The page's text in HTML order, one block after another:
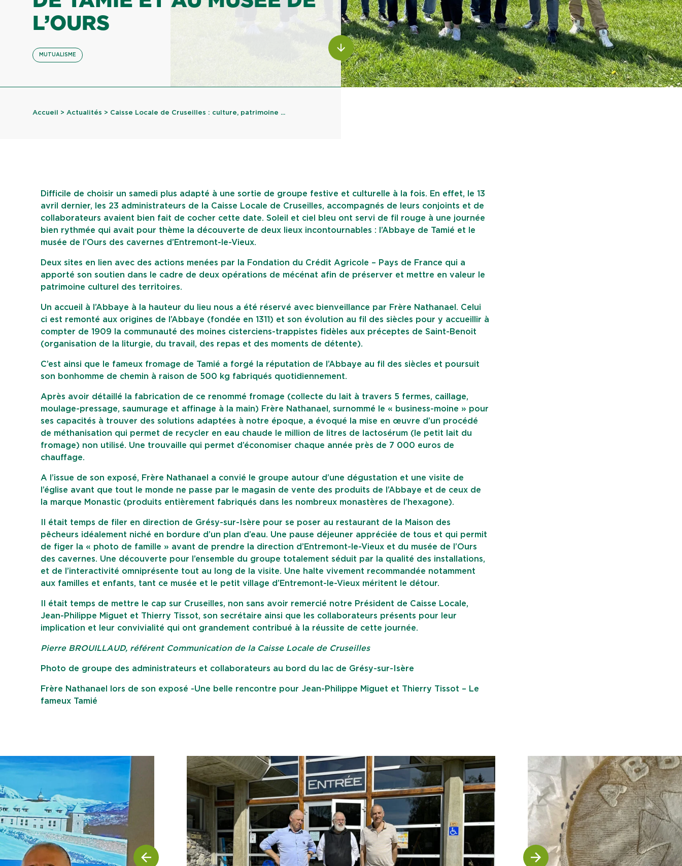
L’OURS
MUTUALISME ALLER AU CONTENU
Accueil > Actualités > Caisse Locale de Cruseilles : culture, patrimoine ...
Difficile de choisir un samedi plus adapté à une sortie de groupe festive et culturelle à la fois. En effet, le 13
avril dernier, les 23 administrateurs de la Caisse Locale de Cruseilles, accompagnés de leurs conjoints et de
collaborateurs avaient bien fait de cocher cette date. Soleil et ciel bleu ont servi de fil rouge à une journée
bien rythmée qui avait pour thème la découverte de deux lieux incontournables : l’Abbaye de Tamié et le
musée de l’Ours des cavernes d’Entremont-le-Vieux.
Deux sites en lien avec des actions menées par la Fondation du Crédit Agricole – Pays de France qui a
apporté son soutien dans le cadre de deux opérations de mécénat afin de préserver et mettre en valeur le
patrimoine culturel des territoires.
Un accueil à l’Abbaye à la hauteur du lieu nous a été réservé avec bienveillance par Frère Nathanael. Celui
ci est remonté aux origines de l’Abbaye (fondée en 1311) et son évolution au fil des siècles pour y accueillir à
compter de 1909 la communauté des moines cisterciens-trappistes fidèles aux préceptes de Saint-Benoit
(organisation de la liturgie, du travail, des repas et des moments de détente).
C’est ainsi que le fameux fromage de Tamié a forgé la réputation de l’Abbaye au fil des siècles et poursuit
son bonhomme de chemin à raison de 500 kg fabriqués quotidiennement.
Après avoir détaillé la fabrication de ce renommé fromage (collecte du lait à travers 5 fermes, caillage,
moulage-pressage, saumurage et affinage à la main) Frère Nathanael, surnommé le « business-moine » pour
ses capacités à trouver des solutions adaptées à notre époque, a évoqué la mise en œuvre d’un procédé
de méthanisation qui permet de recycler en eau chaude le million de litres de lactosérum (le petit lait du
fromage) non utilisé. Une trouvaille qui permet d’économiser chaque année près de 7 000 euros de
chauffage.
A l’issue de son exposé, Frère Nathanael a convié le groupe autour d’une dégustation et une visite de
l’église avant que tout le monde ne passe par le magasin de vente des produits de l’Abbaye et de ceux de
la marque Monastic (produits entièrement fabriqués dans les nombreux monastères de l’hexagone).
Il était temps de filer en direction de Grésy-sur-Isère pour se poser au restaurant de la Maison des
pêcheurs idéalement niché en bordure d’un plan d’eau. Une pause déjeuner appréciée de tous et qui permit
de figer la « photo de famille » avant de prendre la direction d’Entremont-le-Vieux et du musée de l’Ours
des cavernes. Une découverte pour l’ensemble du groupe totalement séduit par la qualité des installations,
et de l’interactivité omniprésente tout au long de la visite. Une halte vivement recommandée notamment
aux familles et enfants, tant ce musée et le petit village d’Entremont-le-Vieux méritent le détour.
Il était temps de mettre le cap sur Cruseilles, non sans avoir remercié notre Président de Caisse Locale,
Jean-Philippe Miguet et Thierry Tissot, son secrétaire ainsi que les collaborateurs présents pour leur
implication et leur convivialité qui ont grandement contribué à la réussite de cette journée.
Pierre BROUILLAUD, référent Communication de la Caisse Locale de Cruseilles
Photo de groupe des administrateurs et collaborateurs au bord du lac de Grésy-sur-Isère
Frère Nathanael lors de son exposé -Une belle rencontre pour Jean-Philippe Miguet et Thierry Tissot – Le
fameux Tamié